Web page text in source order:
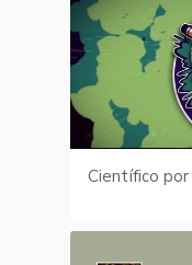
Científico